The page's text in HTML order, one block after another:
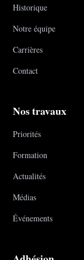
Historique
Notre équipe
Carrières
Contact
Nos travaux
Priorités
Formation
Actualités
Médias
Événements